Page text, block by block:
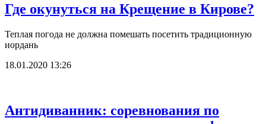
Где окунуться на Крещение в Кирове?
Теплая погода не должна помешать посетить традиционную
иордань
18.01.2020 13:26
Антидиванник: соревнования по